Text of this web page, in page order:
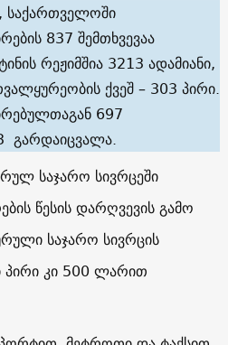
საქართველოში
837 შემთხვევაა
რეჟიმშია 3213 ადამიანი,
ქვეშ – 303 პირი.
697
გარდაიცვალა.
საჯარო სივრცეში
წესის დარღვევის გამო
საჯარო სივრცის
კი 500 ლარით